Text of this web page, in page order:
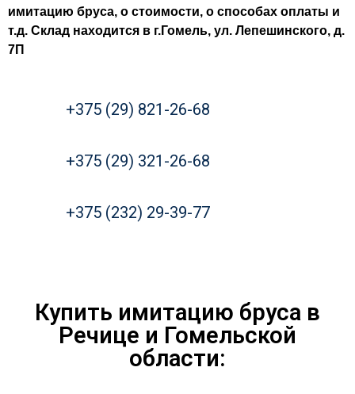
имитацию бруса, о стоимости, о способах оплаты и
т.д. Склад находится в г.Гомель, ул. Лепешинского, д.
7П
+375 (29) 821-26-68
+375 (29) 321-26-68
+375 (232) 29-39-77
Купить имитацию бруса в
Речице и Гомельской
области: